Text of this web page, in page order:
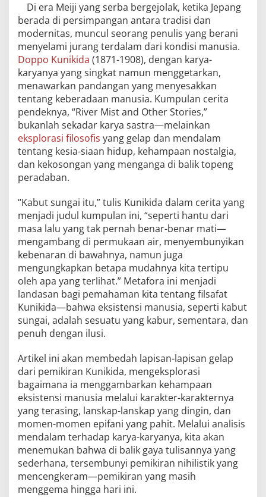
Di era Meiji yang serba bergejolak, ketika Jepang
berada di persimpangan antara tradisi dan
modernitas, muncul seorang penulis yang berani
menyelami jurang terdalam dari kondisi manusia.
Doppo Kunikida (1871-1908), dengan karya-
karyanya yang singkat namun menggetarkan,
menawarkan pandangan yang menyesakkan
tentang keberadaan manusia. Kumpulan cerita
pendeknya, “River Mist and Other Stories,”
bukanlah sekadar karya sastra—melainkan
eksplorasi filosofis yang gelap dan mendalam
tentang kesia-siaan hidup, kehampaan nostalgia,
dan kekosongan yang menganga di balik topeng
peradaban.
“Kabut sungai itu,” tulis Kunikida dalam cerita yang
menjadi judul kumpulan ini, “seperti hantu dari
masa lalu yang tak pernah benar-benar mati—
mengambang di permukaan air, menyembunyikan
kebenaran di bawahnya, namun juga
mengungkapkan betapa mudahnya kita tertipu
oleh apa yang terlihat.” Metafora ini menjadi
landasan bagi pemahaman kita tentang filsafat
Kunikida—bahwa eksistensi manusia, seperti kabut
sungai, adalah sesuatu yang kabur, sementara, dan
penuh dengan ilusi.
Artikel ini akan membedah lapisan-lapisan gelap
dari pemikiran Kunikida, mengeksplorasi
bagaimana ia menggambarkan kehampaan
eksistensi manusia melalui karakter-karakternya
yang terasing, lanskap-lanskap yang dingin, dan
momen-momen epifani yang pahit. Melalui analisis
mendalam terhadap karya-karyanya, kita akan
menemukan bahwa di balik gaya tulisannya yang
sederhana, tersembunyi pemikiran nihilistik yang
mencengkeram—pemikiran yang masih
menggema hingga hari ini.